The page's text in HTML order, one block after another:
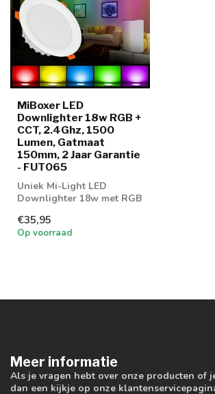
MiBoxer LED
Downlighter 18w RGB +
CCT, 2.4Ghz, 1500
Lumen, Gatmaat
150mm, 2 Jaar Garantie
- FUT065
Uniek Mi-Light LED
Downlighter 18w met RGB
€35,95
Op voorraad
Meer informatie
Als je vragen hebt over onze producten of
dan een kijkje op onze